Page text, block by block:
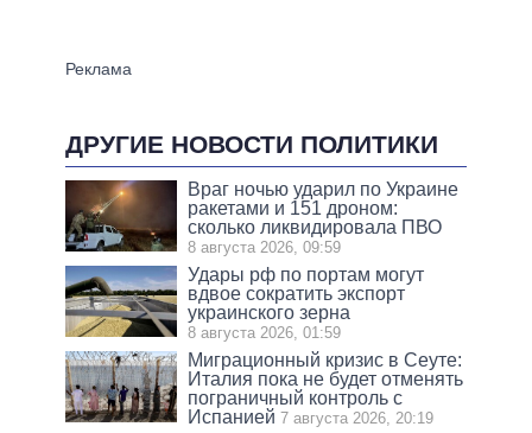
ДРУГИЕ НОВОСТИ ПОЛИТИКИ
Враг ночью ударил по Украине
ракетами и 151 дроном:
сколько ликвидировала ПВО
8 августа 2026, 09:59
Удары рф по портам могут
вдвое сократить экспорт
украинского зерна
8 августа 2026, 01:59
Миграционный кризис в Сеуте:
Италия пока не будет отменять
пограничный контроль с
Испанией 7 августа 2026, 20:19